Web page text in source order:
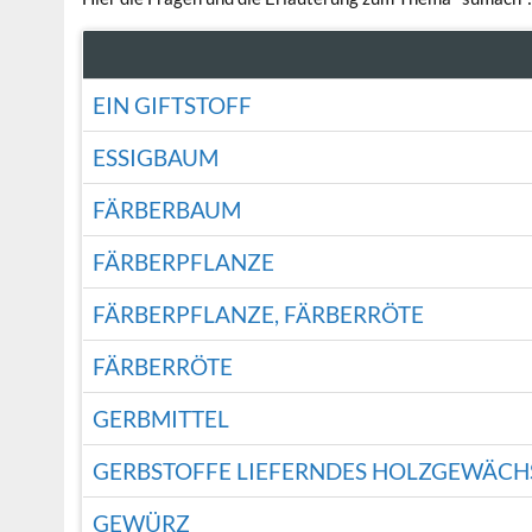
EIN GIFTSTOFF
ESSIGBAUM
FÄRBERBAUM
FÄRBERPFLANZE
FÄRBERPFLANZE, FÄRBERRÖTE
FÄRBERRÖTE
GERBMITTEL
GERBSTOFFE LIEFERNDES
GEWÜRZ